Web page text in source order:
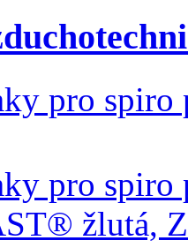
pro spiro
pro spiro
žlutá,